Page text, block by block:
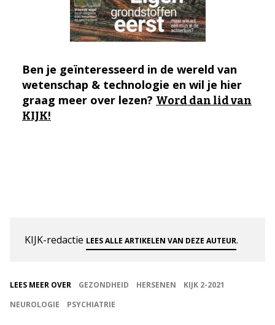
Ben je geïnteresseerd in de wereld van
wetenschap & technologie en wil je hier
graag meer over lezen? Word dan lid van
KIJK!
KIJK-redactie LEES ALLE ARTIKELEN VAN DEZE AUTEUR.
LEES MEER OVER GEZONDHEID HERSENEN
KIJK 2-2021
NEUROLOGIE
PSYCHIATRIE